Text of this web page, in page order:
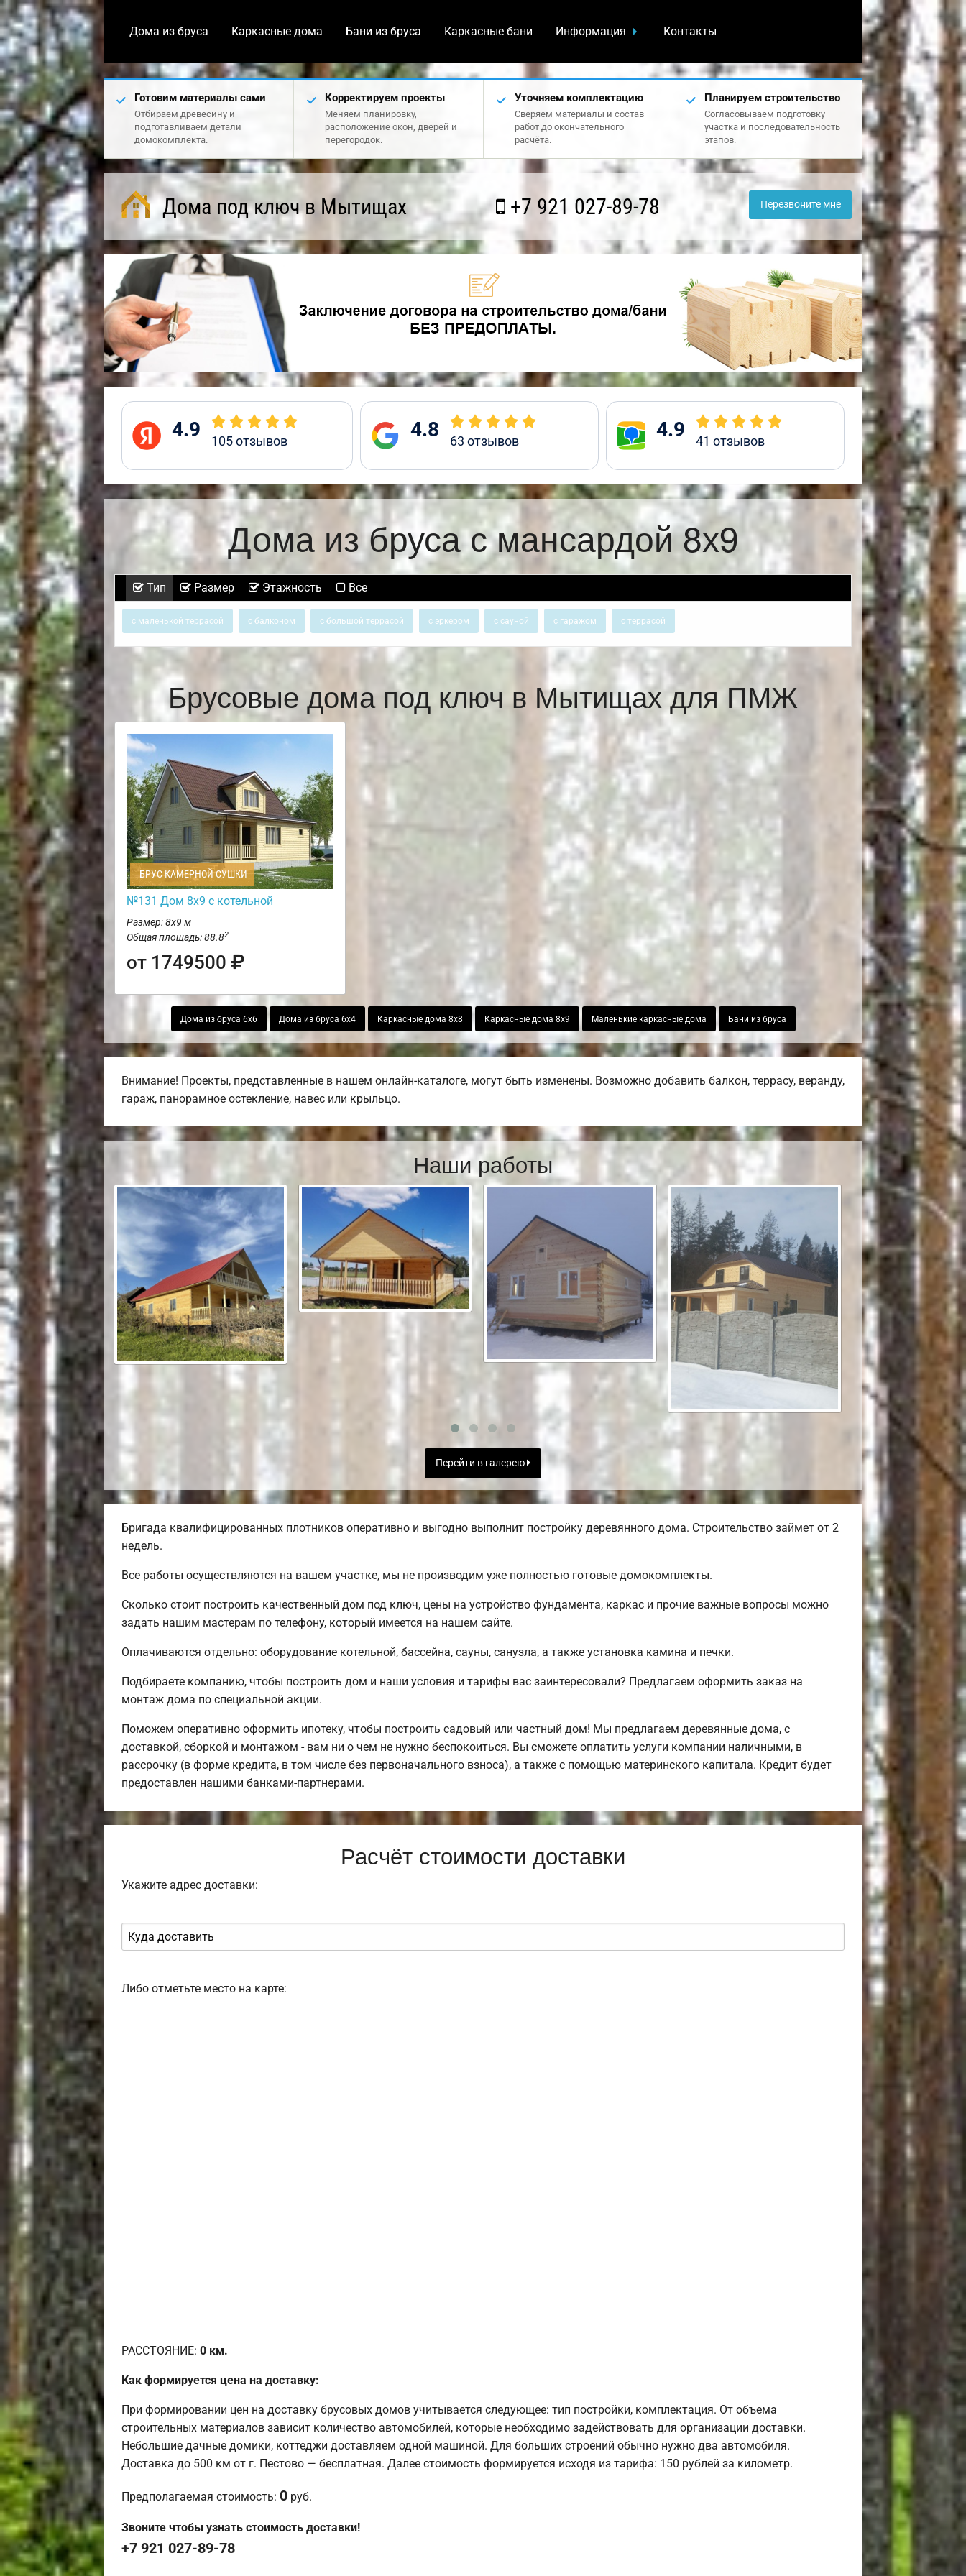
Дома из бруса Каркасные дома Бани из бруса Каркасные бани Информация Контакты
Готовим материалы сами
Отбираем древесину и
подготавливаем детали
домокомплекта.
Корректируем проекты
Меняем планировку,
расположение окон, дверей и
перегородок.
Уточняем комплектацию
Сверяем материалы и состав
работ до окончательного
расчёта.
Планируем строительство
Согласовываем подготовку
участка и последовательность
этапов.
Дома под ключ в Мытищах +7 921 027-89-78 Перезвоните мне
4.9 105отзывов 4.8 63 отзывов 4.9 41 отзывов
Дома из бруса с мансардой 8х9
Тип Размер Этажность Все
с маленькой террасой с балконом с большой террасой с эркером с сауной с гаражом с террасой
Брусовые дома под ключ в Мытищах для ПМЖ
БРУС КАМЕРНОЙ СУШКИ
№131 Дом 8х9 с котельной
Размер: 8х9 м
Общая площадь: 88.82
от 1749500
Дома из бруса 6х6 Дома из бруса 6х4 Каркасные дома 8х8 Каркасные дома 8х9 Маленькие каркасные дома Бани из бруса
Внимание! Проекты, представленные в нашем онлайн-каталоге, могут быть изменены. Возможно добавить балкон, террасу, веранду,
гараж, панорамное остекление, навес или крыльцо.
Наши работы
Перейти в галерею
Бригада квалифицированных плотников оперативно и выгодно выполнит постройку деревянного дома. Строительство займет от 2
недель.
Все работы осуществляются на вашем участке, мы не производим уже полностью готовые домокомплекты.
Сколько стоит построить качественный дом под ключ, цены на устройство фундамента, каркас и прочие важные вопросы можно
задать нашим мастерам по телефону, который имеется на нашем сайте.
Оплачиваются отдельно: оборудование котельной, бассейна, сауны, санузла, а также установка камина и печки.
Подбираете компанию, чтобы построить дом и наши условия и тарифы вас заинтересовали? Предлагаем оформить заказ на
монтаж дома по специальной акции.
Поможем оперативно оформить ипотеку, чтобы построить садовый или частный дом! Мы предлагаем деревянные дома, с
доставкой, сборкой и монтажом - вам ни о чем не нужно беспокоиться. Вы сможете оплатить услуги компании наличными, в
рассрочку (в форме кредита, в том числе без первоначального взноса), а также с помощью материнского капитала. Кредит будет
предоставлен нашими банками-партнерами.
Расчёт стоимости доставки
Укажите адрес доставки:
Либо отметьте место на карте:
РАССТОЯНИЕ: 0 км.
Как формируется цена на доставку:
При формировании цен на доставку брусовых домов учитывается следующее: тип постройки, комплектация. От объема
строительных материалов зависит количество автомобилей, которые необходимо задействовать для организации доставки.
Небольшие дачные домики, коттеджи доставляем одной машиной. Для больших строений обычно нужно два автомобиля.
Доставка до 500 км от г. Пестово — бесплатная. Далее стоимость формируется исходя из тарифа: 150 рублей за километр.
Предполагаемая стоимость: 0 руб.
Звоните чтобы узнать стоимость доставки!
+7 921 027-89-78